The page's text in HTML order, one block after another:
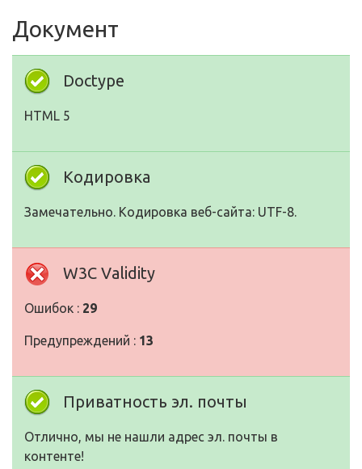
Документ
Doctype
HTML 5
Кодировка
Замечательно. Кодировка веб-сайта: UTF-8.
W3C Validity
Ошибок : 29
Предупреждений : 13
Приватность эл. почты
Отлично, мы не нашли адрес эл. почты в
контенте!